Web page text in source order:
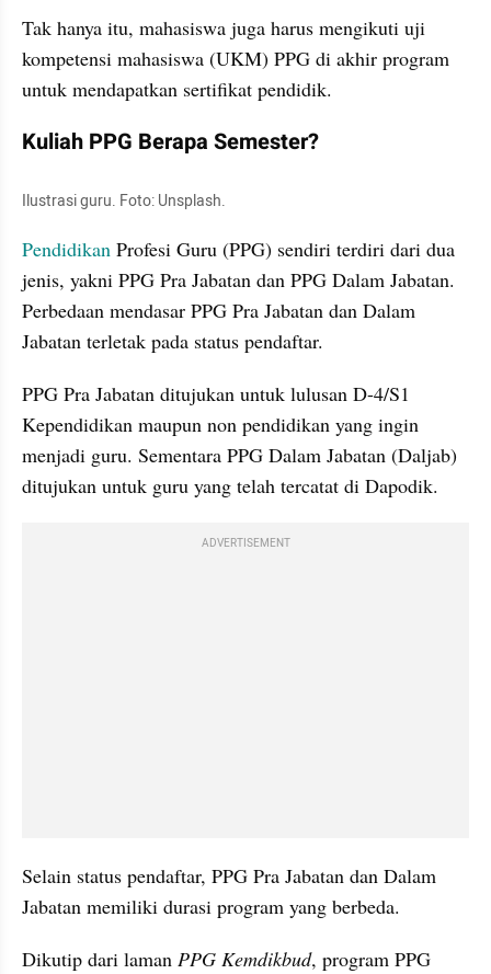
Tak hanya itu, mahasiswa juga harus mengikuti uji
kompetensi mahasiswa (UKM) PPG di akhir program
untuk mendapatkan sertifikat pendidik.
Kuliah PPG Berapa Semester?
Ilustrasi guru. Foto: Unsplash.
Pendidikan Profesi Guru (PPG) sendiri terdiri dari dua
jenis, yakni PPG Pra Jabatan dan PPG Dalam Jabatan.
Perbedaan mendasar PPG Pra Jabatan dan Dalam
Jabatan terletak pada status pendaftar.
PPG Pra Jabatan ditujukan untuk lulusan D-4/S1
Kependidikan maupun non pendidikan yang ingin
menjadi guru. Sementara PPG Dalam Jabatan (Daljab)
ditujukan untuk guru yang telah tercatat di Dapodik.
ADVERTISEMENT
Selain status pendaftar, PPG Pra Jabatan dan Dalam
Jabatan memiliki durasi program yang berbeda.
Dikutip dari laman PPG Kemdikbud, program PPG